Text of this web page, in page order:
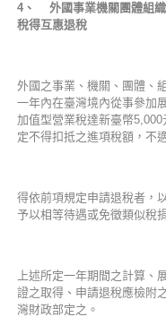
4 、 外國事業機關團體組
稅得互惠退稅
外國之事業、機關、團體、
一年內在臺灣境內從事參加
加值型營業稅達新臺幣
定不得扣抵之進項稅額，不
得依前項規定申請退稅者，
予以相等待遇或免徵類似稅
上述所定一年期間之計算、
證之取得、申請退稅應檢附
灣財政部定之。